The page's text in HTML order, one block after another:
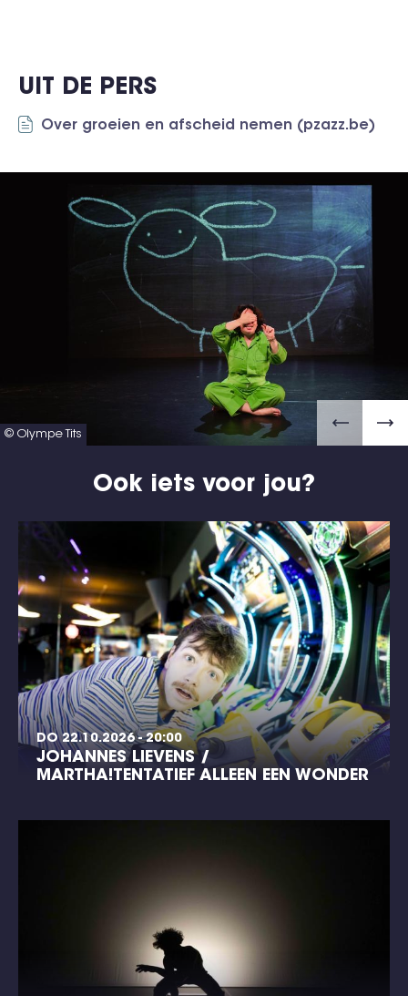
UIT DE PERS
Over groeien en afscheid nemen (pzazz.be)
© Olympe Tits
Ook iets voor jou?
DO 22.10.2026 - 20:00
JOHANNES LIEVENS /
MARTHA!TENTATIEF ALLEEN EEN WONDER